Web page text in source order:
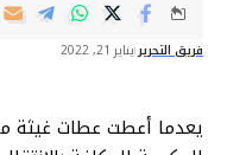
فريق التحريريناير 21, 2022
يعدما أعطت عطات غيثة